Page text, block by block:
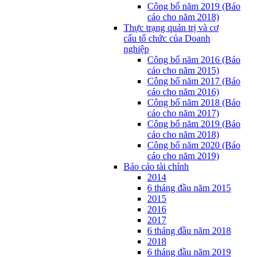
Công bố năm 2019 (Báo
cáo cho năm 2018)
Thực trạng quản trị và cơ
cấu tổ chức của Doanh
nghiệp
Công bố năm 2016 (Báo
cáo cho năm 2015)
Công bố năm 2017 (Báo
cáo cho năm 2016)
Công bố năm 2018 (Báo
cáo cho năm 2017)
Công bố năm 2019 (Báo
cáo cho năm 2018)
Công bố năm 2020 (Báo
cáo cho năm 2019)
Báo cáo tài chính
2014
6 tháng đầu năm 2015
2015
2016
2017
6 tháng đầu năm 2018
2018
6 tháng đầu năm 2019